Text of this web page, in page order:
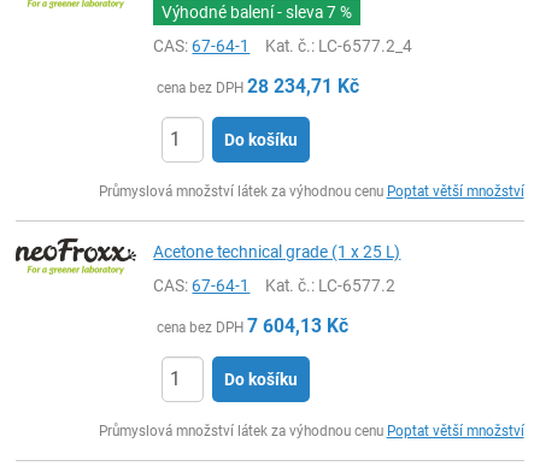
Výhodné balení - sleva7 %
CAS:67-64-1 Kat. č.: LC-6577.2_4
cena bez DPH 28 234,71 Kč
Do košíku
Průmyslová množství látek za výhodnou cenu Poptat větší množství
Acetone technical grade (1 x 25 L)
CAS:67-64-1 Kat. č.: LC-6577.2
cena bez DPH 7 604,13 Kč
Do košíku
Průmyslová množství látek za výhodnou cenu Poptat větší množství